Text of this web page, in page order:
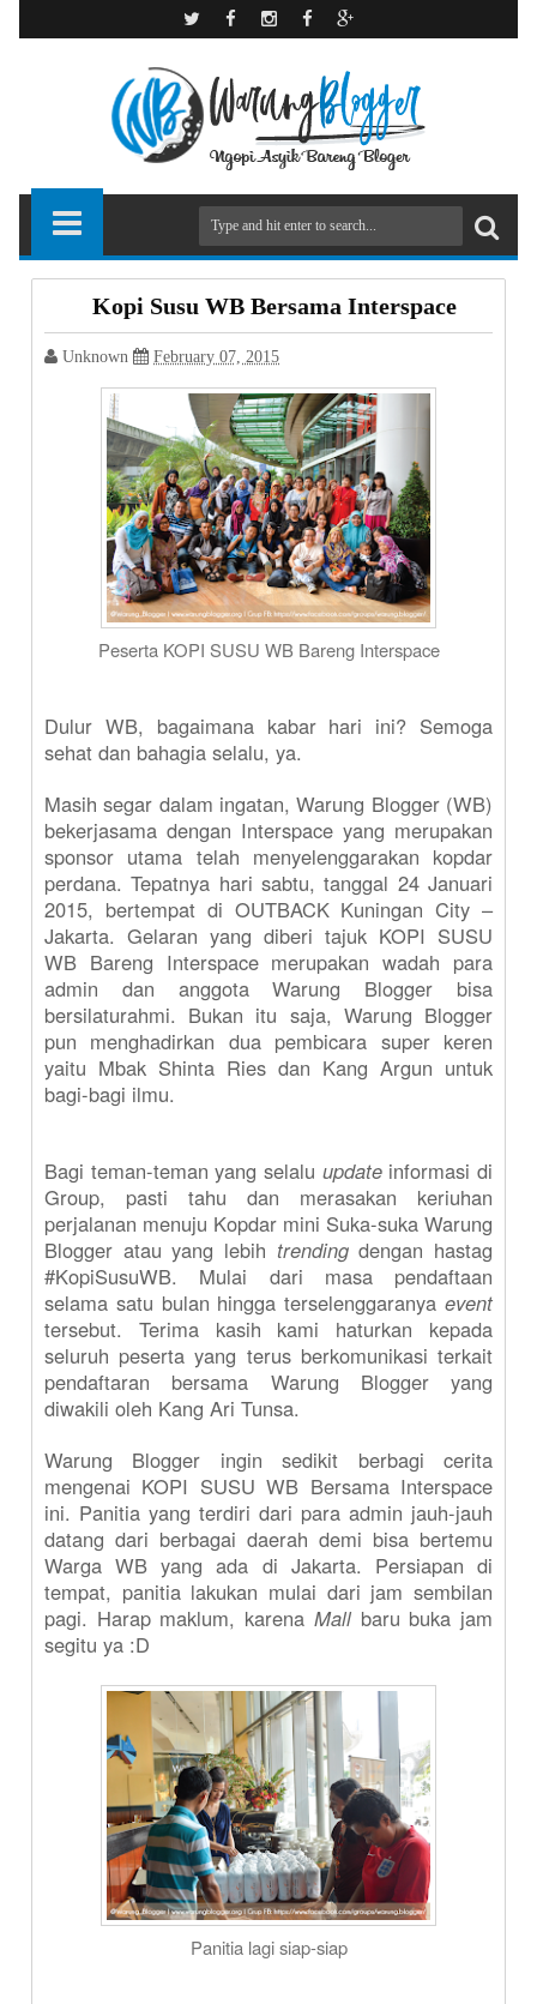
Kopi Susu WB Bersama Interspace
Unknown February 07, 2015
Peserta KOPI SUSU WB Bareng Interspace
Dulur WB, bagaimana kabar hari ini? Semoga
sehat dan bahagia selalu, ya.
Masih segar dalam ingatan, Warung Blogger (WB)
bekerjasama dengan Interspace yang merupakan
sponsor utama telah menyelenggarakan kopdar
perdana. Tepatnya hari sabtu, tanggal 24 Januari
2015, bertempat di OUTBACK Kuningan City –
Jakarta. Gelaran yang diberi tajuk KOPI SUSU
WB Bareng Interspace merupakan wadah para
admin dan anggota Warung Blogger bisa
bersilaturahmi. Bukan itu saja, Warung Blogger
pun menghadirkan dua pembicara super keren
yaitu Mbak Shinta Ries dan Kang Argun untuk
bagi-bagi ilmu.
Bagi teman-teman yang selalu updateinformasi di
Group, pasti tahu dan merasakan keriuhan
perjalanan menuju Kopdar mini Suka-suka Warung
Blogger atau yang lebih trendingdengan hastag
#KopiSusuWB. Mulai dari masa pendaftaan
selama satu bulan hingga terselenggaranya event
tersebut. Terima kasih kami haturkan kepada
seluruh peserta yang terus berkomunikasi terkait
pendaftaran bersama Warung Blogger yang
diwakili oleh Kang Ari Tunsa.
Warung Blogger ingin sedikit berbagi cerita
mengenai KOPI SUSU WB Bersama Interspace
ini. Panitia yang terdiri dari para admin jauh-jauh
datang dari berbagai daerah demi bisa bertemu
Warga WB yang ada di Jakarta. Persiapan di
tempat, panitia lakukan mulai dari jam sembilan
pagi. Harap maklum, karena Mallbaru buka jam
segitu ya :D
Panitia lagi siap-siap